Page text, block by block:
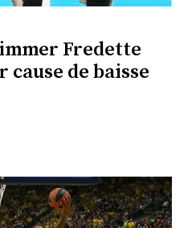
Fredette
de baisse